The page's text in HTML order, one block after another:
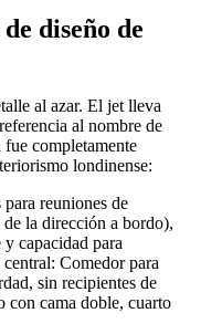
diseño de
al azar. El jet lleva
al nombre de
completamente
londinense:
reuniones de
la dirección a bordo),
capacidad para
Comedor para
sin recipientes de
con cama doble, cuarto